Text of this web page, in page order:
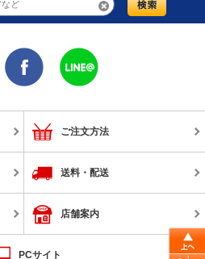
ご注文方法
送料・配送
店舗案内
PCサイト